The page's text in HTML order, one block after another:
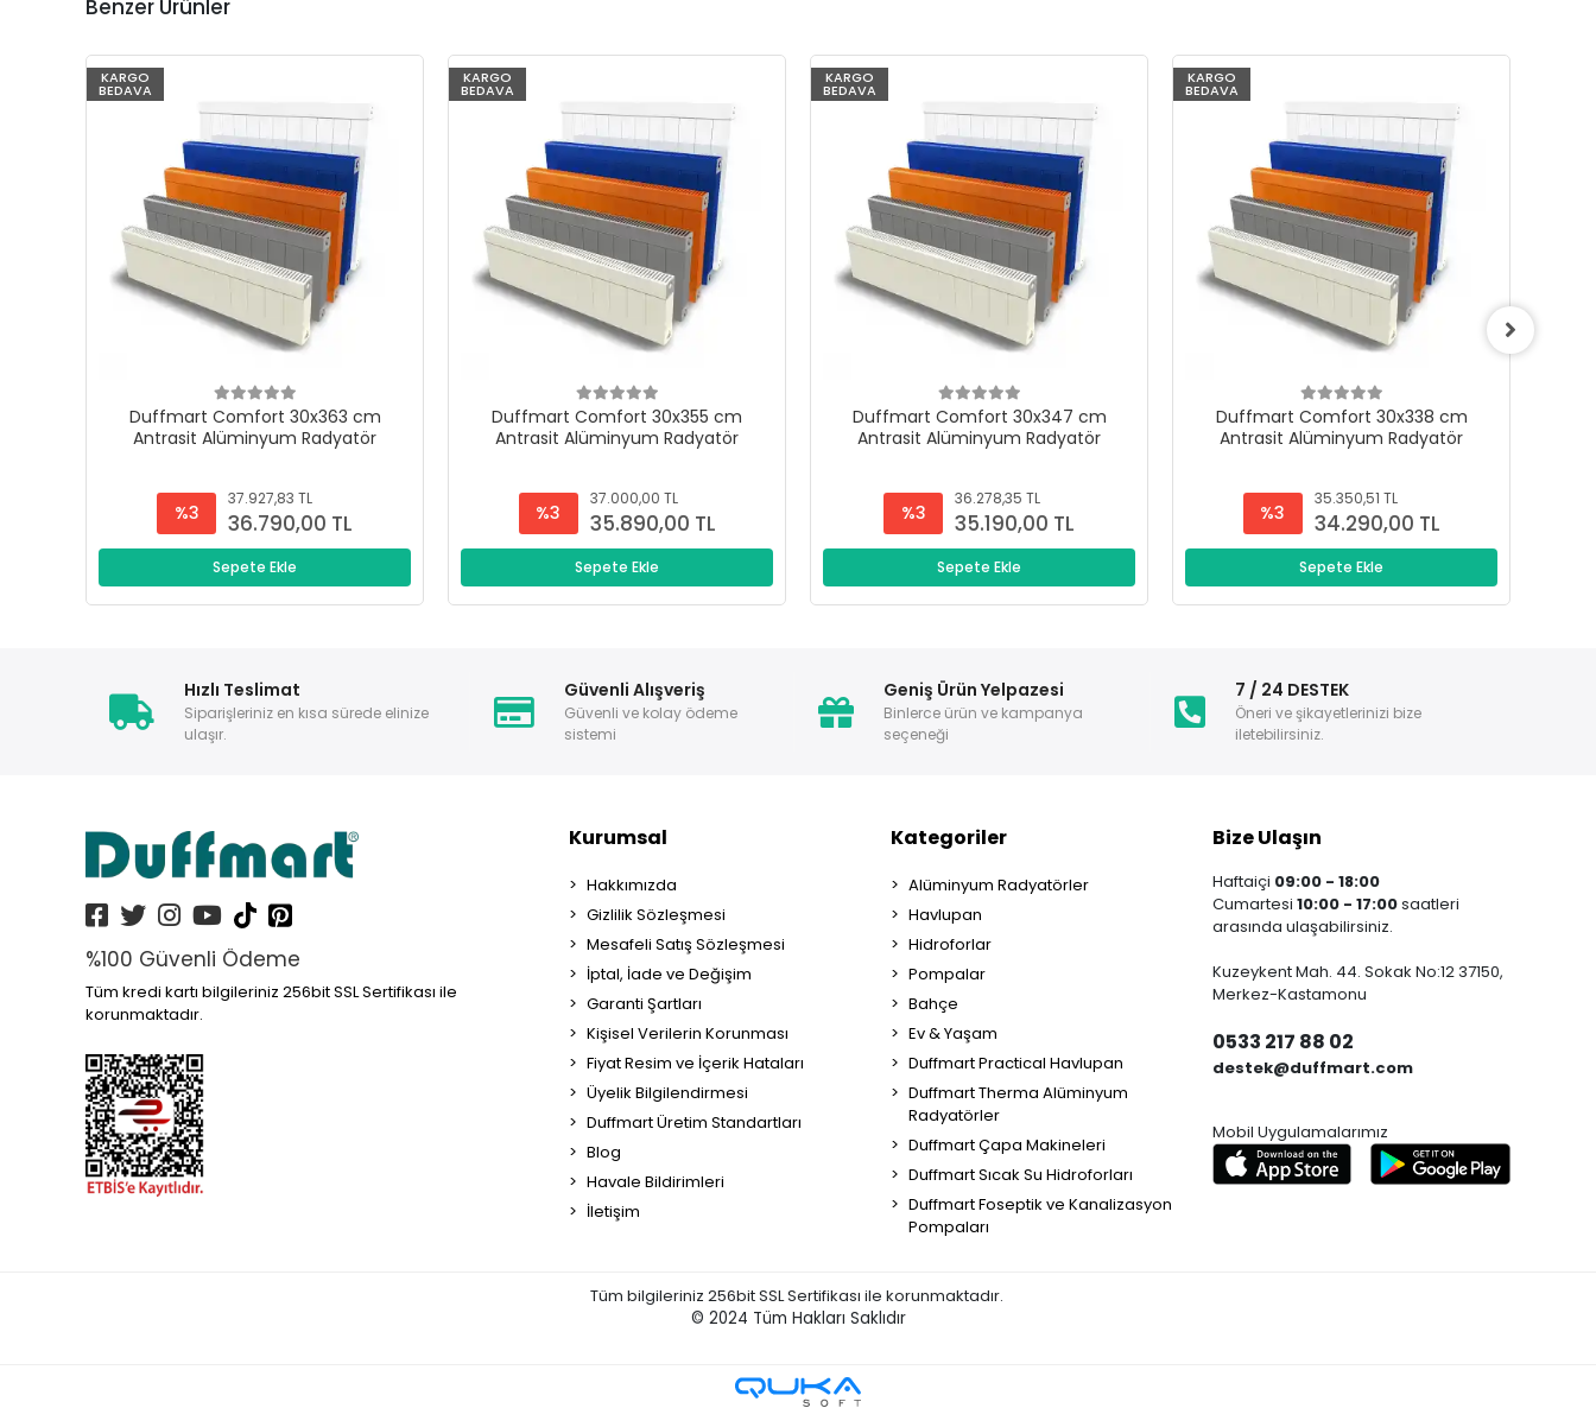
Benzer Ürünler
KARGO
BEDAVA
Duffmart Comfort 30x363 cm
Antrasit Alüminyum Radyatör
%3
37.927,83 TL
36.790,00 TL
Sepete Ekle
KARGO
BEDAVA
Duffmart Comfort 30x355 cm
Antrasit Alüminyum Radyatör
%3
37.000,00 TL
35.890,00 TL
Sepete Ekle
KARGO
BEDAVA
Duffmart Comfort 30x347 cm
Antrasit Alüminyum Radyatör
%3
36.278,35 TL
35.190,00 TL
Sepete Ekle
KARGO
BEDAVA
Duffmart Comfort 30x338 cm
Antrasit Alüminyum Radyatör
%3
35.350,51 TL
34.290,00 TL
Sepete Ekle
Hızlı Teslimat
Siparişleriniz en kısa sürede elinize
ulaşır.
Güvenli Alışveriş
Güvenli ve kolay ödeme
sistemi
Geniş Ürün Yelpazesi
Binlerce ürün ve kampanya
seçeneği
7 / 24 DESTEK
Öneri ve şikayetlerinizi bize
iletebilirsiniz.
%100 Güvenli Ödeme
Tüm kredi kartı bilgileriniz 256bit SSL Sertifikası ile
korunmaktadır.
Kurumsal
Hakkımızda
Gizlilik Sözleşmesi
Mesafeli Satış Sözleşmesi
İptal, İade ve Değişim
Garanti Şartları
Kişisel Verilerin Korunması
Fiyat Resim ve İçerik Hataları
Üyelik Bilgilendirmesi
Duffmart Üretim Standartları
Blog
Havale Bildirimleri
İletişim
Kategoriler
Alüminyum Radyatörler
Havlupan
Hidroforlar
Pompalar
Bahçe
Ev & Yaşam
Duffmart Practical Havlupan
Duffmart Therma Alüminyum
Radyatörler
Duffmart Çapa Makineleri
Duffmart Sıcak Su Hidroforları
Duffmart Foseptik ve Kanalizasyon
Pompaları
Bize Ulaşın
Haftaiçi 09:00 - 18:00
Cumartesi 10:00 - 17:00saatleri
arasında ulaşabilirsiniz.
Kuzeykent Mah. 44. Sokak No:12 37150,
Merkez-Kastamonu
0533 217 88 02
destek@duffmart.com
Mobil Uygulamalarımız
Tüm bilgileriniz 256bit SSL Sertifikası ile korunmaktadır.
© 2024 Tüm Hakları Saklıdır